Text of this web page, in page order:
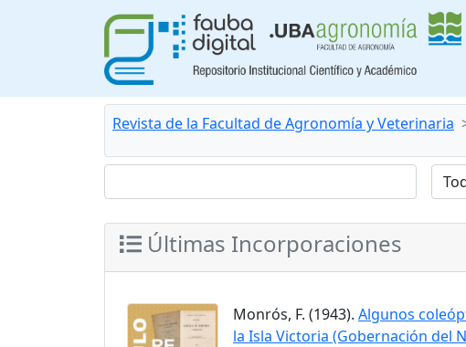
Revista de la Facultad de Agronomía y Veterinaria
Últimas Incorporaciones
Monrós, F. (1943). Algunos
la Isla Victoria (Gobernación del